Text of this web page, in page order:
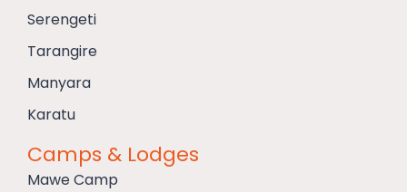
Serengeti
Tarangire
Manyara
Karatu
Camps & Lodges
Mawe Camp